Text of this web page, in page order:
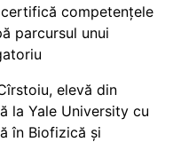
competențele
parcursul unui
elevă din
la Yale University cu
în Biofizică și